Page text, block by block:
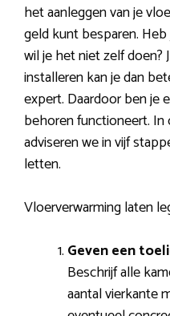
het aanleggen van je
geld kunt besparen.
wil je het niet zelf doen?
installeren kan je dan
expert. Daardoor ben je
behoren functioneert.
adviseren we in vijf
letten.
Vloerverwarming laten
Geven een
Beschrijf alle
aantal vierkante